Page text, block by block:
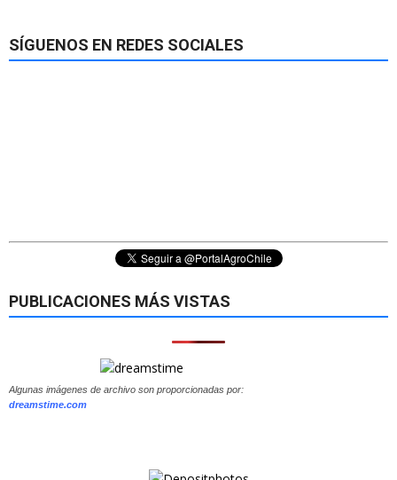
SÍGUENOS EN REDES SOCIALES
PUBLICACIONES MÁS VISTAS
Algunas imágenes de archivo son proporcionadas por:
dreamstime.com